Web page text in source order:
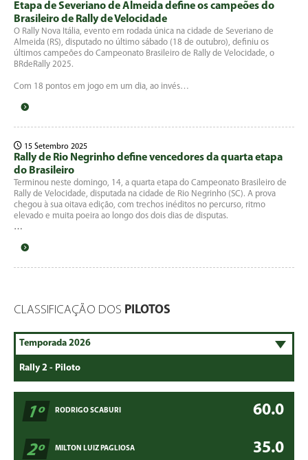
Etapa de Severiano de Almeida define os campeões do
Brasileiro de Rally de Velocidade
O Rally Nova Itália, evento em rodada única na cidade de Severiano de
Almeida (RS), disputado no último sábado (18 de outubro), definiu os
últimos campeões do Campeonato Brasileiro de Rally de Velocidade, o
BRdeRally 2025.
Com 18 pontos em jogo em um dia, ao invés…
15 Setembro 2025
Rally de Rio Negrinho define vencedores da quarta etapa
do Brasileiro
Terminou neste domingo, 14, a quarta etapa do Campeonato Brasileiro de
Rally de Velocidade, disputada na cidade de Rio Negrinho (SC). A prova
chegou à sua oitava edição, com trechos inéditos no percurso, ritmo
elevado e muita poeira ao longo dos dois dias de disputas.
…
CLASSIFICAÇÃO DOS PILOTOS
1º RODRIGO SCABURI 60.0
2º MILTON LUIZ PAGLIOSA 35.0